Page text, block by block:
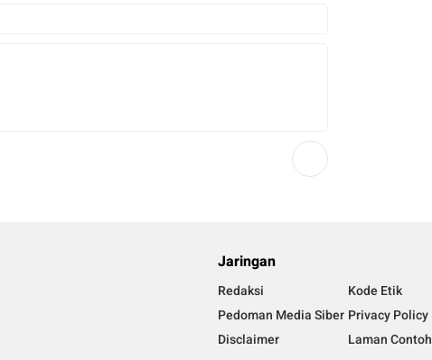
Jaringan
Redaksi Kode Etik
Pedoman Media Siber Privacy Policy
Disclaimer
Laman Contoh